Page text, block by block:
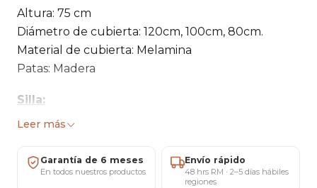
Altura: 75 cm
Diámetro de cubierta: 120cm, 100cm, 80cm.
Material de cubierta: Melamina
Patas: Madera
Silla:
Alto
Profundo
38 cm
Leer más
Garantía de 6 meses
En todos nuestros productos
Envío rápido
48 hrs RM · 2–5 días hábiles
regiones